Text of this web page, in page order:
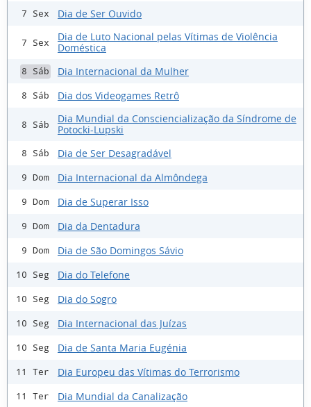
7 Sex Dia de Ser Ouvido
7 Sex
Dia de Luto Nacional pelas Vítimas de Violência
Doméstica
8 Sáb Dia Internacional da Mulher
8 Sáb Dia dos Videogames Retrô
8 Sáb
Dia Mundial da Consciencialização da Síndrome de
Potocki-Lupski
8 Sáb Dia de Ser Desagradável
9 Dom Dia Internacional da Almôndega
9 Dom Dia de Superar Isso
9 Dom Dia da Dentadura
9 Dom Dia de São Domingos Sávio
10 Seg Dia do Telefone
10 Seg Dia do Sogro
10 Seg Dia Internacional das Juízas
10 Seg Dia de Santa Maria Eugénia
11 Ter Dia Europeu das Vítimas do Terrorismo
11 Ter Dia Mundial da Canalização